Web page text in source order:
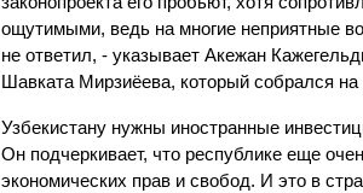
ощутимыми, ведь на многие неприятные
не ответил, - указывает Акежан
Шавката Мирзиёева, который собрался на
Узбекистану нужны иностранные
Он подчеркивает, что республике еще
экономических прав и свобод. И это в